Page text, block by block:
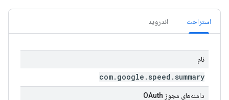
استراحت اندروید
نام
com. google . speed . summary
دامنه‌های مجوز OAuth